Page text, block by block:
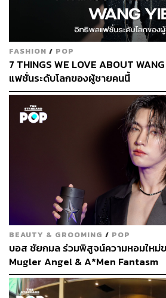
FASHION / POP
7 THINGS WE LOVE ABOUT
แฟชั่นระดับโลกของผู้ชายคนนี้
BEAUTY & GROOMING / POP
บอส ชัยกมล ร่วมพิสูจน์ความหอมใหม่
Mugler Angel & A*Men Fantasm